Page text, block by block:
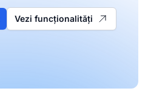
Vezi funcționalități